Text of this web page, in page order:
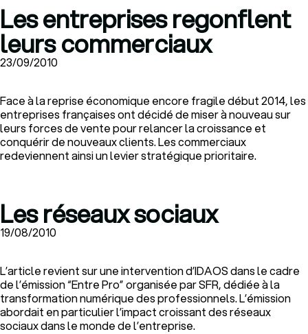
Les entreprises regonflent
leurs commerciaux
23/09/2010
Face à la reprise économique encore fragile début 2014, les
entreprises françaises ont décidé de miser à nouveau sur
leurs forces de vente pour relancer la croissance et
conquérir de nouveaux clients. Les commerciaux
redeviennent ainsi un levier stratégique prioritaire.
Les réseaux sociaux
19/08/2010
L’article revient sur une intervention d’IDAOS dans le cadre
de l’émission “Entre Pro” organisée par SFR, dédiée à la
transformation numérique des professionnels. L’émission
abordait en particulier l’impact croissant des réseaux
sociaux dans le monde de l’entreprise.